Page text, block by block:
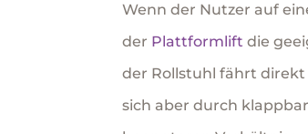
Wenn der Nutzer auf
der Plattformlift die
der Rollstuhl fährt
sich aber durch